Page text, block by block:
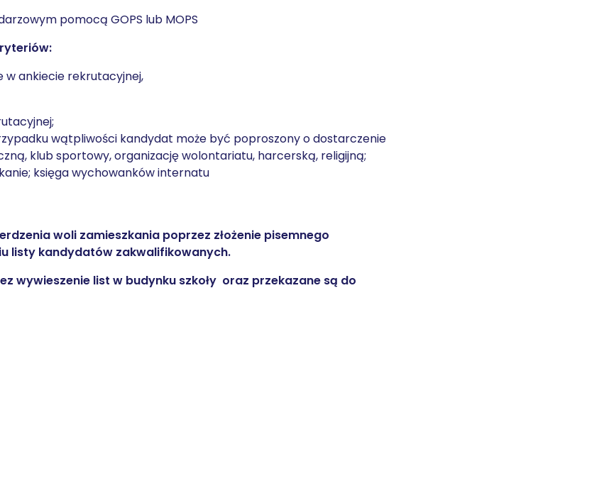
pomocą GOPS lub MOPS
w ankiecie rekrutacyjnej,
wątpliwości kandydat może być poproszony o dostarczenie
klub sportowy, organizację wolontariatu, harcerską, religijną;
księga wychowanków internatu
woli zamieszkania poprzez złożenie pisemnego
listy kandydatów zakwalifikowanych.
wywieszenie list w budynku szkoły oraz przekazane są do